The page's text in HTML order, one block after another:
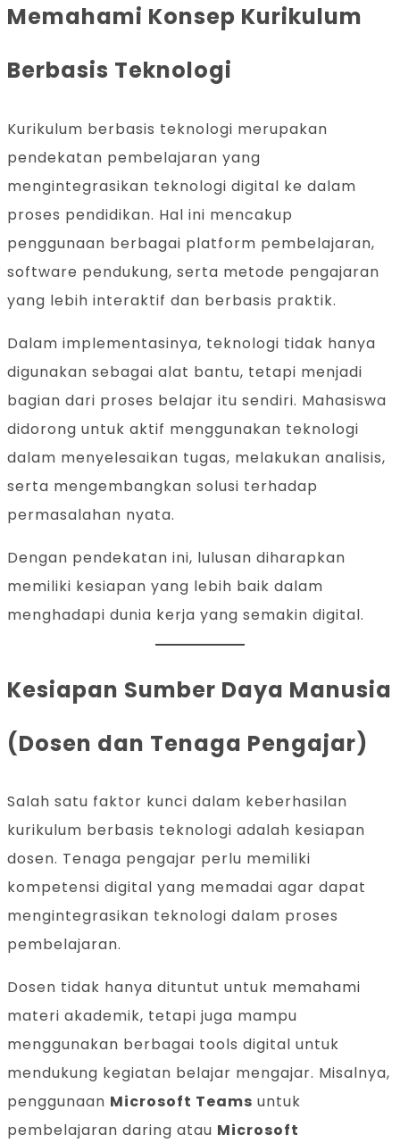
Memahami Konsep Kurikulum
Berbasis Teknologi
Kurikulum berbasis teknologi merupakan
pendekatan pembelajaran yang
mengintegrasikan teknologi digital ke dalam
proses pendidikan. Hal ini mencakup
penggunaan berbagai platform pembelajaran,
software pendukung, serta metode pengajaran
yang lebih interaktif dan berbasis praktik.
Dalam implementasinya, teknologi tidak hanya
digunakan sebagai alat bantu, tetapi menjadi
bagian dari proses belajar itu sendiri. Mahasiswa
didorong untuk aktif menggunakan teknologi
dalam menyelesaikan tugas, melakukan analisis,
serta mengembangkan solusi terhadap
permasalahan nyata.
Dengan pendekatan ini, lulusan diharapkan
memiliki kesiapan yang lebih baik dalam
menghadapi dunia kerja yang semakin digital.
Kesiapan Sumber Daya Manusia
(Dosen dan Tenaga Pengajar)
Salah satu faktor kunci dalam keberhasilan
kurikulum berbasis teknologi adalah kesiapan
dosen. Tenaga pengajar perlu memiliki
kompetensi digital yang memadai agar dapat
mengintegrasikan teknologi dalam proses
pembelajaran.
Dosen tidak hanya dituntut untuk memahami
materi akademik, tetapi juga mampu
menggunakan berbagai tools digital untuk
mendukung kegiatan belajar mengajar. Misalnya,
penggunaan Microsoft Teams untuk
pembelajaran daring atau Microsoft